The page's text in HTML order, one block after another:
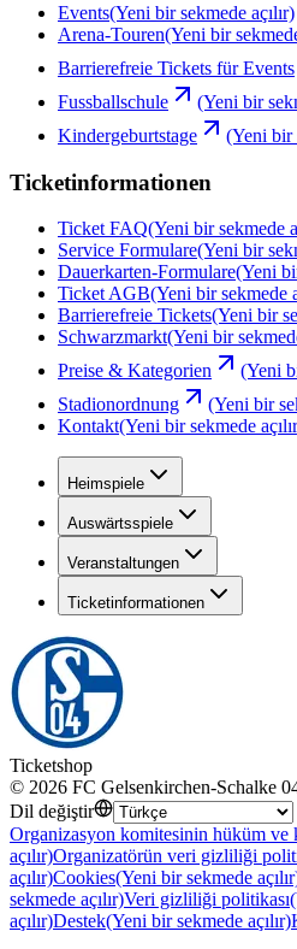
Events(Yeni bir sekmede açılır)
Arena-Touren(Yeni bir
Barrierefreie Tickets für Events
Fussballschule
(Yeni bir
Kindergeburtstage
(Yeni bir
Ticketinformationen
Ticket FAQ(Yeni bir sekmede
Service Formulare(Yeni bir
Dauerkarten-Formulare(Yeni
Ticket AGB(Yeni bir sekmede
Barrierefreie Tickets(Yeni bir
Schwarzmarkt(Yeni bir
Preise & Kategorien
(Yeni
Stadionordnung
(Yeni bir
Kontakt(Yeni bir sekmede
Heimspiele
Auswärtsspiele
Veranstaltungen
Ticketinformationen
Ticketshop
© 2026 FC Gelsenkirchen-Schalke
Dil değiştir
Organizasyon komitesinin hüküm ve
açılır)Organizatörün veri gizliliği
açılır)Cookies(Yeni bir sekmede
sekmede açılır)Veri gizliliği politikası
açılır)Destek(Yeni bir sekmede açılır)